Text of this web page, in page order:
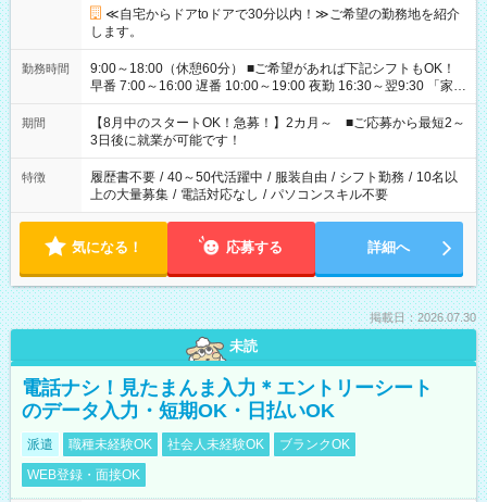
≪自宅からドアtoドアで30分以内！≫ご希望の勤務地を紹介
します。
勤務時間
9:00～18:00（休憩60分） ■ご希望があれば下記シフトもOK！
早番 7:00～16:00 遅番 10:00～19:00 夜勤 16:30～翌9:30 「家族
と休みを合わせたい」 「余裕を持って夕飯の準備がしたい」
「できれば残業はしたくない」 など、ご希望を教えてください
ね。 ※Wワーク希望の方へ 今ご覧のお仕事で希望する勤務時間
と、もう1つのお仕事の勤務時間。 合計で週40時間を超える場
合は応募できません。
期間
【8月中のスタートOK！急募！】2カ月～ ■ご応募から最短2～
3日後に就業が可能です！
特徴 履歴書不要 / 40～50代活躍中 / 服装自由 / シフト勤務 / 10名以
上の大量募集 / 電話対応なし / パソコンスキル不要
気になる！ 応募する 詳細へ
掲載日：2026.07.30
未読
電話ナシ！見たまんま入力＊エントリーシート
のデータ入力・短期OK・日払いOK
派遣 職種未経験OK 社会人未経験OK
ブランクOK
WEB登録・面接OK